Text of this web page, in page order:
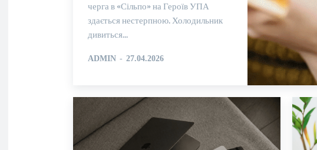
черга в «Сільпо» на Героїв УПА
здається нестерпною. Холодильник
дивиться...
ADMIN - 27.04.2026